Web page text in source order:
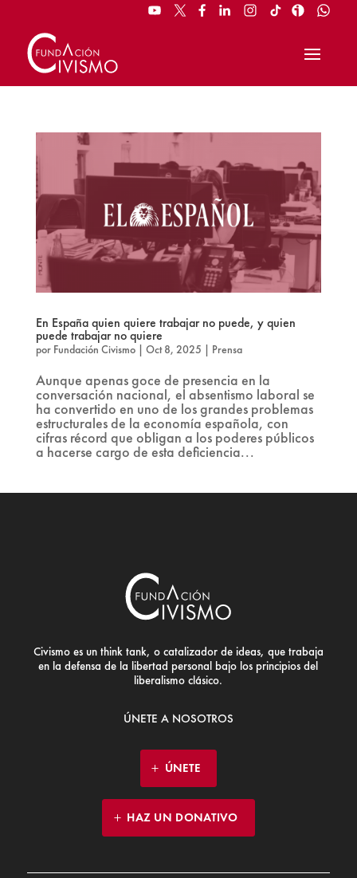
En España quien quiere trabajar no puede, y quien
puede trabajar no quiere
por Fundación Civismo| Oct 8, 2025 Prensa
Aunque apenas goce de presencia en la
conversación nacional, el absentismo laboral se
ha convertido en uno de los grandes problemas
estructurales de la economía española, con
cifras récord que obligan a los poderes públicos
a hacerse cargo de esta deficiencia...
Civismo es un think tank, o catalizador de ideas, que trabaja
en la defensa de la libertad personal bajo los principios del
liberalismo clásico.
ÚNETE A NOSOTROS
ÚNETE
HAZ UN DONATIVO